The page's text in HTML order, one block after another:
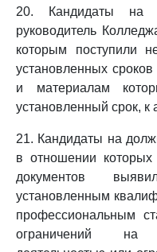
20. Кандидаты на
руководитель
которым поступили
установленных
и материалам
установленный срок, к
21. Кандидаты на
в отношении которых
документов
установленным
профессиональным
ограничений на